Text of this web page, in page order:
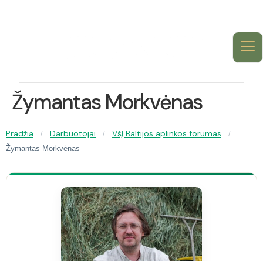
Žymantas Morkvėnas
Pradžia / Darbuotojai / VšĮ Baltijos aplinkos forumas
/
Žymantas Morkvėnas